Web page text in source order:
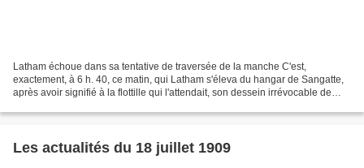
Latham échoue dans sa tentative de traversée de la manche C'est,
exactement, à 6 h. 40, ce matin, qui Latham s'éleva du hangar de Sangatte,
après avoir signifié à la flottille qui l'attendait, son dessein irrévocable de
Les actualités du 18 juillet 1909